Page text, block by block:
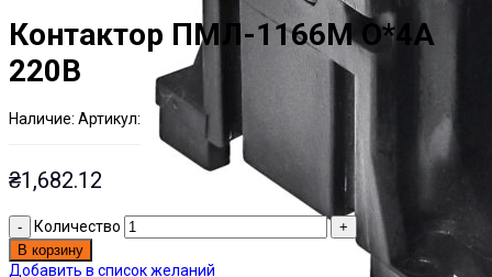
Контактор ПМЛ-1166М О*4А
220В
Наличие: Есть на складе
Артикул:
ЭТАЛ0000249
₴1,682.12
Количество
В корзину
Добавить в список желаний